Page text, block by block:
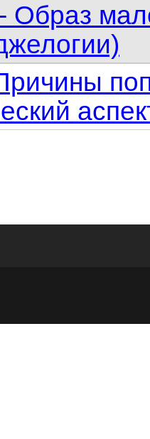
Образ